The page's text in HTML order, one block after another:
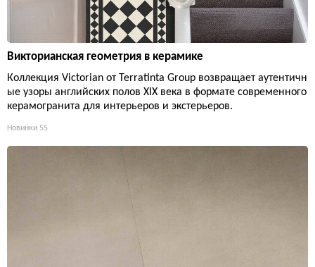
Викторианская геометрия в керамике
Коллекция Victorian от Terratinta Group возвращает аутентичн
ые узоры английских полов XIX века в формате современного
керамогранита для интерьеров и экстерьеров.
Новинки 55